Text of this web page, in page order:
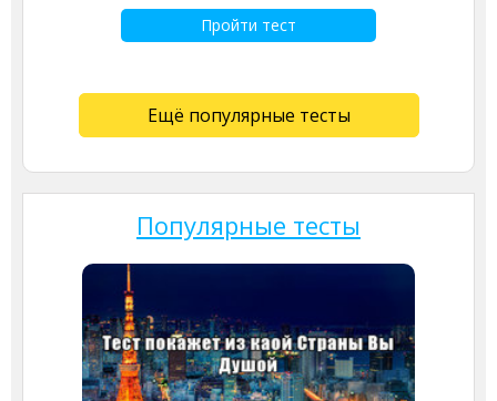
Пройти тест
Ещё популярные тесты
Популярные тесты